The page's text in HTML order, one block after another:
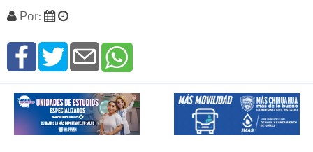
Deportes
Extra +
Por: